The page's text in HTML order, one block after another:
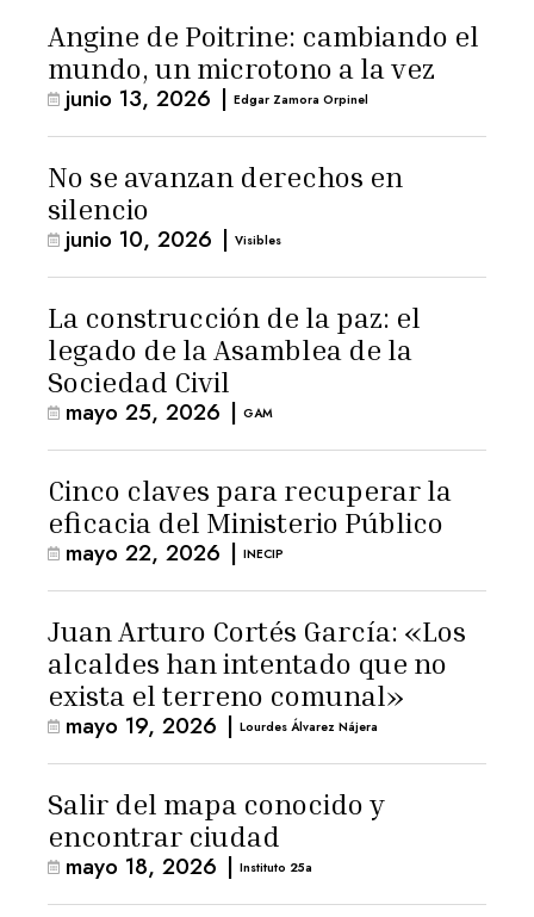
Angine de Poitrine: cambiando el
mundo, un microtono a la vez
junio 13, 2026 | Edgar Zamora Orpinel
No se avanzan derechos en
silencio
junio 10, 2026 | Visibles
La construcción de la paz: el
legado de la Asamblea de la
Sociedad Civil
mayo 25, 2026 | GAM
Cinco claves para recuperar la
eficacia del Ministerio Público
mayo 22, 2026 | INECIP
Juan Arturo Cortés García: «Los
alcaldes han intentado que no
exista el terreno comunal»
mayo 19, 2026 | Lourdes Álvarez Nájera
Salir del mapa conocido y
encontrar ciudad
mayo 18, 2026 | Instituto 25a